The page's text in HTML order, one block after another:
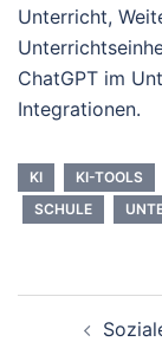
Unterricht,
ChatGPT im
Integrationen.
KI KI-TOOLS
SCHULE